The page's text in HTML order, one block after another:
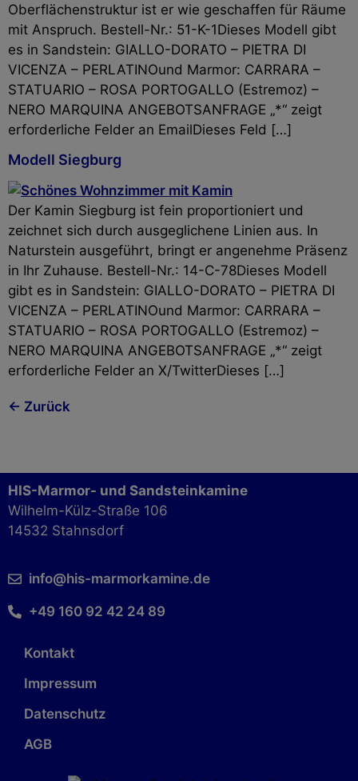
Oberflächenstruktur ist er wie geschaffen für Räume
mit Anspruch. Bestell-Nr.: 51-K-1Dieses Modell gibt
es in Sandstein: GIALLO-DORATO – PIETRA DI
VICENZA – PERLATINOund Marmor: CARRARA –
STATUARIO – ROSA PORTOGALLO (Estremoz) –
NERO MARQUINA ANGEBOTSANFRAGE „*“ zeigt
erforderliche Felder an EmailDieses Feld […]
Modell Siegburg
Der Kamin Siegburg ist fein proportioniert und
zeichnet sich durch ausgeglichene Linien aus. In
Naturstein ausgeführt, bringt er angenehme Präsenz
in Ihr Zuhause. Bestell-Nr.: 14-C-78Dieses Modell
gibt es in Sandstein: GIALLO-DORATO – PIETRA DI
VICENZA – PERLATINOund Marmor: CARRARA –
STATUARIO – ROSA PORTOGALLO (Estremoz) –
NERO MARQUINA ANGEBOTSANFRAGE „*“ zeigt
erforderliche Felder an X/TwitterDieses […]
← Zurück
HIS-Marmor- und Sandsteinkamine
Wilhelm-Külz-Straße 106
14532 Stahnsdorf
info@his-marmorkamine.de
+49 160 92 42 24 89
Kontakt
Impressum
Datenschutz
AGB